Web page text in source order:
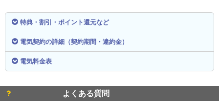
特典・割引・ポイント還元など
電気契約の詳細（契約期間・違約金）
電気料金表
よくある質問